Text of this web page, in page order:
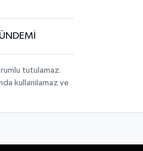
tutulamaz.
kullanılamaz ve